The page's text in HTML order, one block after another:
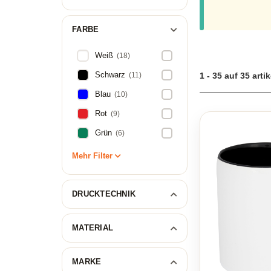
FARBE
Weiß (18)
Schwarz (11)
Blau (10)
Rot (9)
Grün (6)
Mehr Filter
DRUCKTECHNIK
MATERIAL
MARKE
1 - 35 auf 35